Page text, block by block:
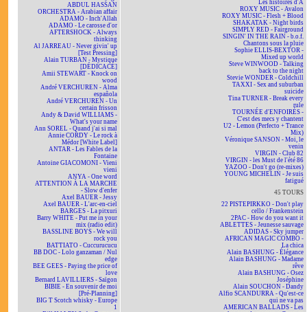
ABDUL HASSAN
ORCHESTRA - Arabian affair
ADAMO - Inch'Allah
ADAMO - Le carosse d'or
AFTERSHOCK - Always
thinking
Al JARREAU - Never givin' up
[Test Pressing]
Alain TURBAN - Mystique
[DÉDICACÉ]
Amii STEWART - Knock on
wood
André VERCHUREN - Alma
española
André VERCHUREN - Un
certain frisson
Andy & David WILLIAMS -
What's your name
Ann SOREL - Quand j'ai si mal
Annie CORDY - Le rock à
Médor [White Label]
ANTAR - Les Fables de la
Fontaine
Antoine GIACOMONI - Vieni
vieni
ANYA - One word
ATTENTION À LA MARCHE
- Slow d'enfer
Axel BAUER - Jessy
Axel BAUER - L'arc-en-ciel
BARGES - La pitxuri
Barry WHITE - Put me in your
mix (radio edit)
BASSLINE BOYS - We will
rock you
BATTIATO - Cuccurucucu
BB DOC - Lolo ganzaman / Nul
edge
BEE GEES - Paying the price of
love
Bernard LAVILLIERS - Saïgon
BIBIE - En souvenir de moi
[Pré-Planning]
BIG T Scotch whisky - Europe
1
Les histoires d'A
ROXY MUSIC - Avalon
ROXY MUSIC - Flesh + Blood
SHAKATAK - Night birds
SIMPLY RED - Fairground
SINGIN' IN THE RAIN - b.o.f.
Chantons sous la pluie
Sophie ELLIS-BEXTOR -
Mixed up world
Steve WINWOOD - Talking
back to the night
Stevie WONDER - Coldchill
TAXXI - Sex and suburban
suicide
Tina TURNER - Break every
rule
TOURNÉE d'ENFOIRÉS -
C'est des mecs y chantent
U2 - Lemon (Perfecto + Trance
Mix)
Véronique SANSON - Moi, le
venin
VIRGIN - Club 82
VIRGIN - les Must de l'été 86
YAZOO - Don't go (re-mixes)
YOUNG MICHELIN - Je suis
fatigué
45 TOURS
22 PISTEPIRKKO - Don't play
cello / Frankenstein
2PAC - How do you want it
ABLETTES - Jeunesse sauvage
ADIDAS - Sky jumper
AFRICAN MAGIC COMBO -
La chica
Alain BASHUNG - Élégance
Alain BASHUNG - Madame
rêve
Alain BASHUNG - Osez
Joséphine
Alain SOUCHON - Dandy
Alfio SCANDURRA - Qu'est-ce
qui ne va pas
AMERICAN BALLADS - Les